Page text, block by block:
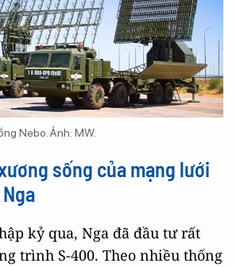
Nebo. Ảnh: MW.
sống của mạng lưới
kỷ qua, Nga đã đầu tư rất
trình S-400. Theo nhiều thống